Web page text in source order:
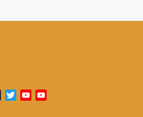
MediumTwitterYouTube